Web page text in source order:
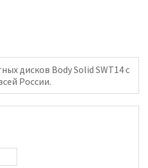
дисков Body Solid SWT14 с
России.